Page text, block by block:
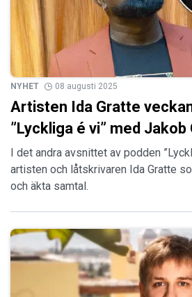
NYHET 08 augusti 2025
Artisten Ida Gratte
”Lyckliga é vi” med Jakob
I det andra avsnittet av podden
artisten och låtskrivaren Ida Gratte
och äkta samtal.